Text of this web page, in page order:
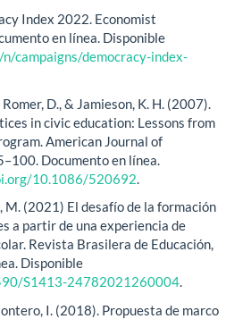
Index 2022. Economist
en línea. Disponible
campaigns/democracy-index-
Romer, D., & Jamieson, K. H. (2007).
in civic education: Lessons from
American Journal of
Documento en línea.
10.1086/520692
M. (2021) El desafío de la formación
a partir de una experiencia de
Revista Brasilera de Educación,
Disponible
S1413-24782021260004.
I. (2018). Propuesta de marco